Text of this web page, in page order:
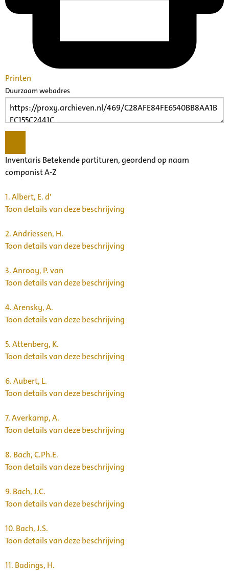
Printen
Duurzaam webadres
Inventaris Betekende partituren, geordend op naam
componist A-Z
1.Albert, E. d'
Toon details van deze beschrijving
2.Andriessen, H.
Toon details van deze beschrijving
3.Anrooy, P. van
Toon details van deze beschrijving
4.Arensky, A.
Toon details van deze beschrijving
5.Attenberg, K.
Toon details van deze beschrijving
6.Aubert, L.
Toon details van deze beschrijving
7.Averkamp, A.
Toon details van deze beschrijving
8. Bach, C.Ph.E.
Toon details van deze beschrijving
9. Bach, J.C.
Toon details van deze beschrijving
10. Bach, J.S.
Toon details van deze beschrijving
11. Badings, H.